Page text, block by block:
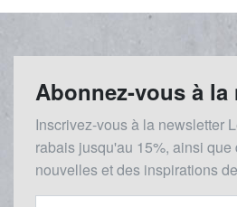
Abonnez-vous à la
Inscrivez-vous à la newsletter
rabais jusqu'au 15%, ainsi que
nouvelles et des inspirations